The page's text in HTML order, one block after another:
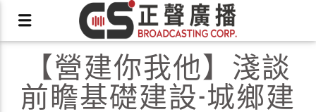
【營建你我他】淺談
前瞻基礎建設-城鄉建